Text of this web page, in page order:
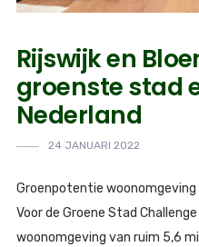
Rijswijk en
groenste stad
Nederland
24 JANUARI 2022
Groenpotentie woonomgeving
Voor de Groene Stad
woonomgeving van ruim 5,6